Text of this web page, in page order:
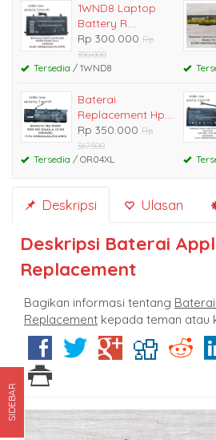
1WND8 Laptop
Battery R....
Rp 300.000 Rp
350.000
Tersedia / 1WND8
Baterai
Replacement Hp....
Rp 350.000 Rp
367.500
Tersedia / OR04XL
Deskripsi Ulasan
Deskripsi Baterai
Replacement
Bagikan informasi tentang Baterai
Replacement kepada teman atau
SIDEBAR